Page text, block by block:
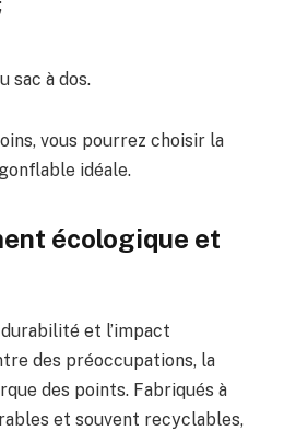
sac à dos.
vous pourrez choisir la
idéale.
écologique et
et l’impact
des préoccupations, la
des points. Fabriqués à
et souvent recyclables,